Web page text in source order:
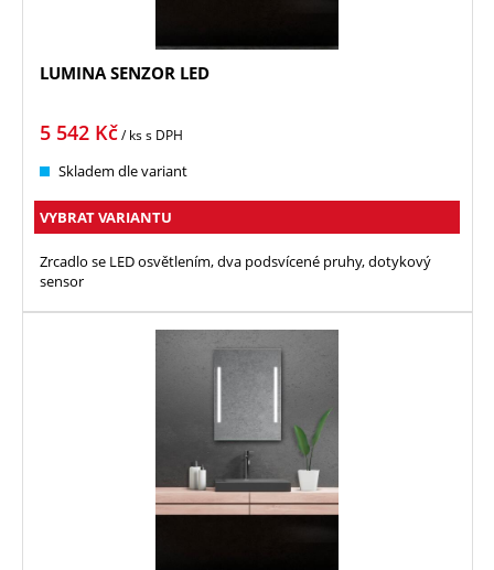
LUMINA SENZOR LED
5 542 Kč/ kss DPH
Skladem dle variant
VYBRAT VARIANTU
Zrcadlo se LED osvětlením, dva podsvícené pruhy, dotykový
sensor